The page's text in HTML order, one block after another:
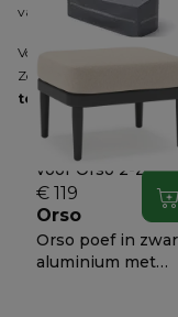
van de verwachte levertijd.
Voor producten die
Zodra je dit hebt gemeld,
terug te sturen.
Orso
Beschermhoes
voor Orso 2-zit -
151 x D 82 x H 68
cm
€ 119
Orso
Orso poef in
aluminium met